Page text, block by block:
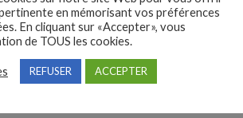
solutions entreprises
en mémorisant vos préférences
En cliquant sur «Accepter», vous
de TOUS les cookies.
REFUSER ACCEPTER